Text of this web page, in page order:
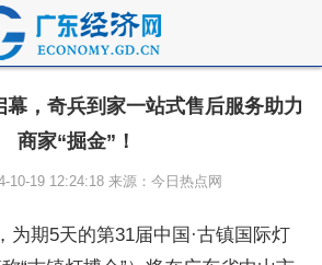
，奇兵到家一站式售后服务助力
商家“掘金”！
10-19 12:24:18 来源：今日热点网
为期5天的第31届中国·古镇国际灯